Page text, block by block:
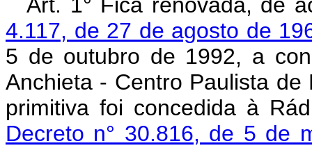
4.117, de 27 de agosto de
5 de outubro de 1992, a
Anchieta - Centro Paulista
primitiva foi concedida à
Decreto n° 30.816, de 5 de